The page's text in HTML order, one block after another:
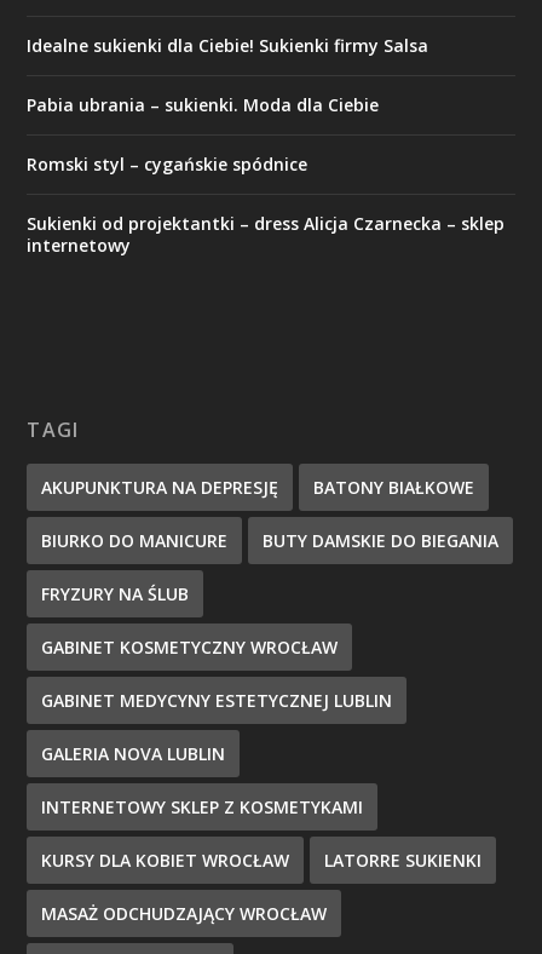
Idealne sukienki dla Ciebie! Sukienki firmy Salsa
Pabia ubrania – sukienki. Moda dla Ciebie
Romski styl – cygańskie spódnice
Sukienki od projektantki – dress Alicja Czarnecka – sklep
internetowy
TAGI
AKUPUNKTURA NA DEPRESJĘ BATONY BIAŁKOWE
BIURKO DO MANICURE BUTY DAMSKIE DO BIEGANIA
FRYZURY NA ŚLUB
GABINET KOSMETYCZNY WROCŁAW
GABINET MEDYCYNY ESTETYCZNEJ LUBLIN
GALERIA NOVA LUBLIN
INTERNETOWY SKLEP Z KOSMETYKAMI
KURSY DLA KOBIET WROCŁAW LATORRE SUKIENKI
MASAŻ ODCHUDZAJĄCY WROCŁAW